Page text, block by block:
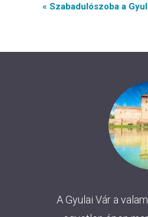
Event
« Szabadulószoba a
A Gyulai Vár a